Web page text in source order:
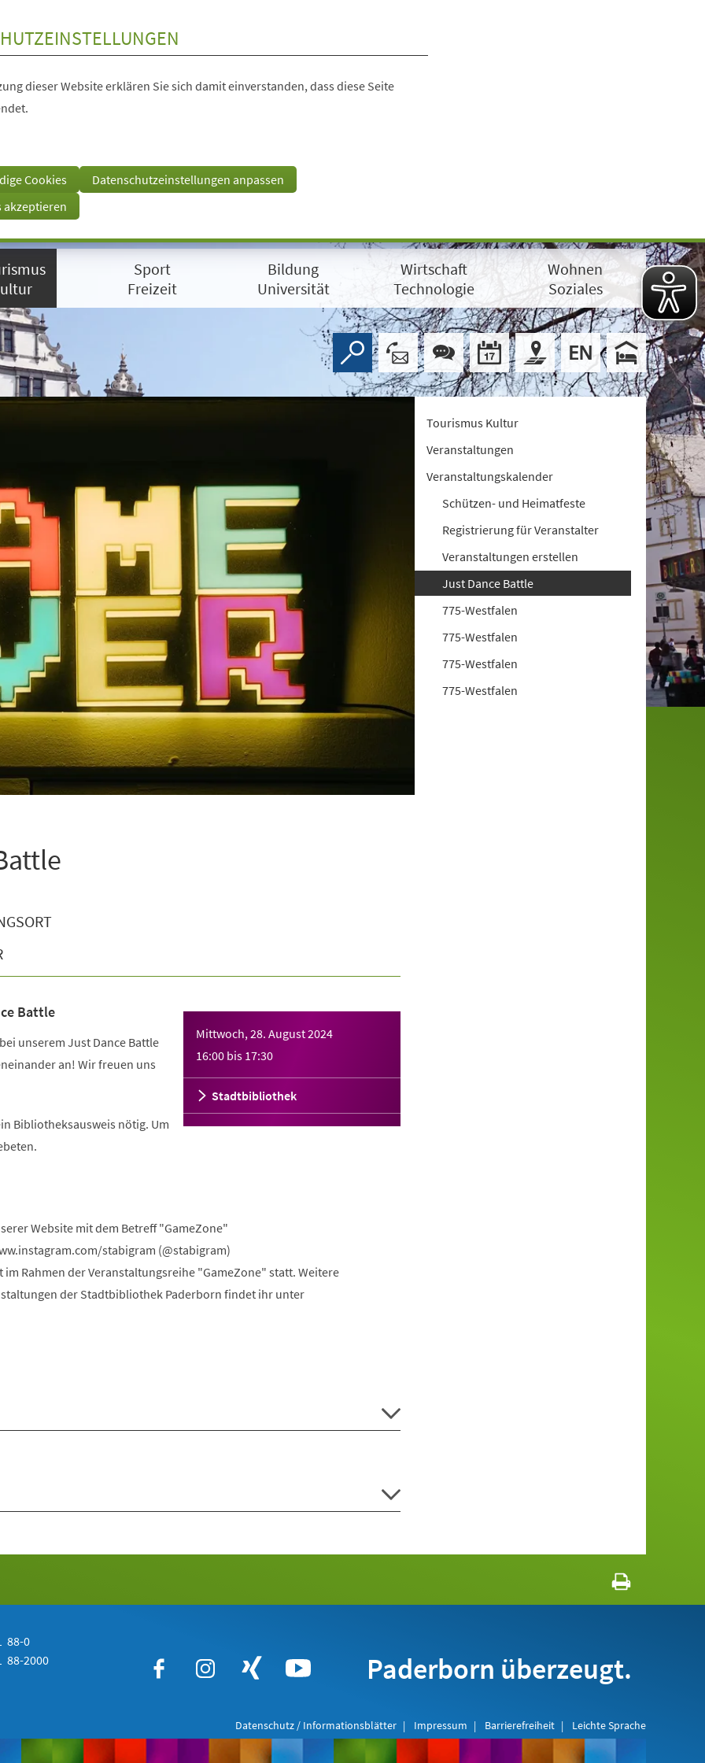
dieser Website erklären Sie sich damit einverstanden, dass diese Seite
Cookies
Datenschutzeinstellungen anpassen
akzeptieren
Sport
Freizeit
Bildung
Universität
Wirtschaft
Technologie
Wohnen
Soziales
Mittwoch, 28. August 2024
16:00 bis 17:30
Stadtbibliothek
Battle
unserem Just Dance Battle
an! Wir freuen uns
Bibliotheksausweis nötig. Um
Website mit dem Betreff "GameZone"
stabigram (@stabigram)
Rahmen der Veranstaltungsreihe "GameZone" statt. Weitere
der Stadtbibliothek Paderborn findet ihr unter
Tourismus Kultur
Veranstaltungen
Veranstaltungskalender
Schützen- und Heimatfeste
Registrierung für Veranstalter
Veranstaltungen erstellen
Just Dance Battle
775-Westfalen
775-Westfalen
775-Westfalen
775-Westfalen
88-0
88-2000
Paderborn überzeugt.
Datenschutz / Informationsblätter Impressum Barrierefreiheit Leichte Sprache